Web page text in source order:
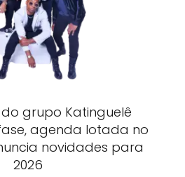
grupo Katinguelê
agenda lotada no
novidades para
2026